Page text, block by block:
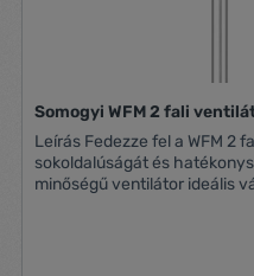
Somogyi WFM 2 fali
Leírás Fedezze fel a WFM 2 fali ventilátor
sokoldalúságát és
minőségű ventilátor ideális